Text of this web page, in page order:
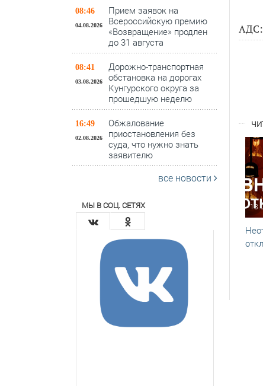
08:46
04.08.2026
Прием заявок на
Всероссийскую премию
«Возвращение» продлен
до 31 августа
08:41
03.08.2026
Дорожно-транспортная
обстановка на дорогах
Кунгурского округа за
прошедшую неделю
16:49
02.08.2026
Обжалование
приостановления без
суда, что нужно знать
заявителю
все новости
МЫ В СОЦ. СЕТЯХ